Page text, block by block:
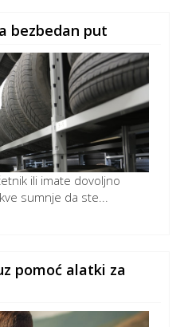
bezbedan put
ili imate dovoljno
sumnje da ste...
pomoć alatki za